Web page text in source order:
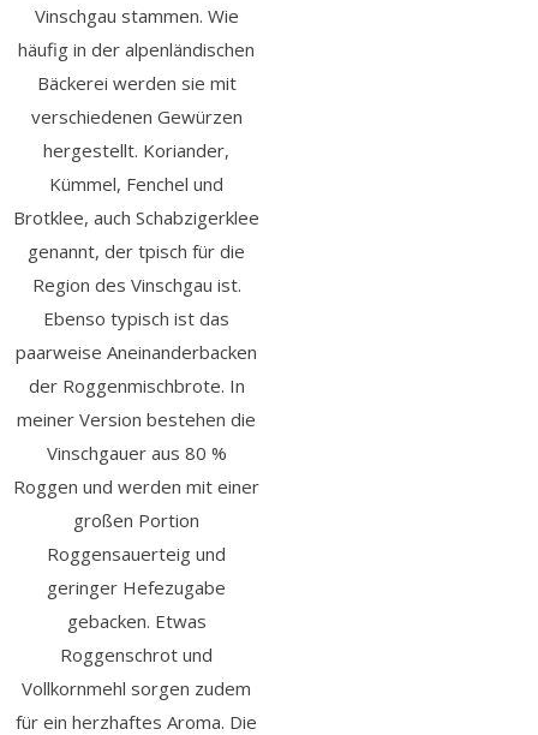
Vinschgau stammen. Wie
häufig in der alpenländischen
Bäckerei werden sie mit
verschiedenen Gewürzen
hergestellt. Koriander,
Kümmel, Fenchel und
Brotklee, auch Schabzigerklee
genannt, der tpisch für die
Region des Vinschgau ist.
Ebenso typisch ist das
paarweise Aneinanderbacken
der Roggenmischbrote. In
meiner Version bestehen die
Vinschgauer aus 80 %
Roggen und werden mit einer
großen Portion
Roggensauerteig und
geringer Hefezugabe
gebacken. Etwas
Roggenschrot und
Vollkornmehl sorgen zudem
für ein herzhaftes Aroma. Die